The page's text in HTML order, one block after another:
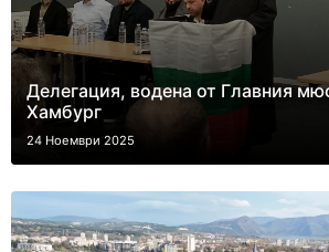
Делегация, водена от Главния
Хамбург
24 Ноември 2025